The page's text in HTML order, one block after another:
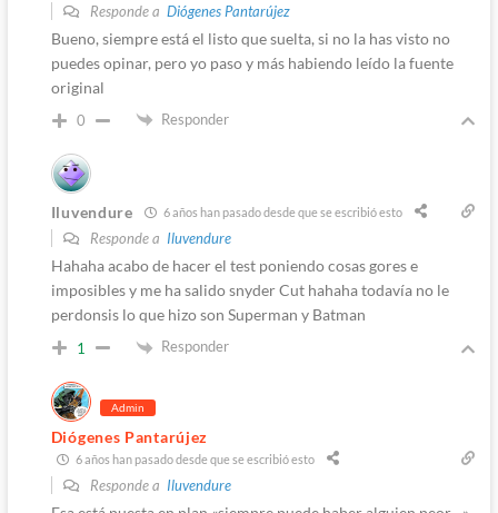
Responde a Diógenes Pantarújez
Bueno, siempre está el listo que suelta, si no la has visto no
puedes opinar, pero yo paso y más habiendo leído la fuente
original
0 Responder
Iluvendure 6 años han pasado desde que se escribió esto
Responde a Iluvendure
Hahaha acabo de hacer el test poniendo cosas gores e
imposibles y me ha salido snyder Cut hahaha todavía no le
perdonsis lo que hizo son Superman y Batman
1 Responder
Admin
Diógenes Pantarújez
6 años han pasado desde que se escribió esto
Responde a Iluvendure